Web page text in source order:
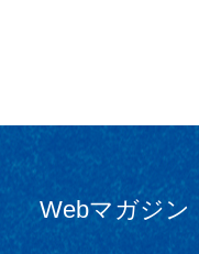
Webマガジン